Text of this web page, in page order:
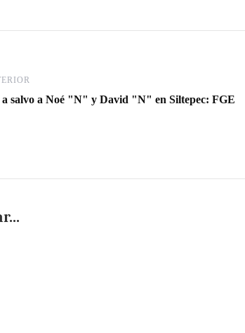
a salvo a Noé "N" y David "N" en Siltepec: FGE